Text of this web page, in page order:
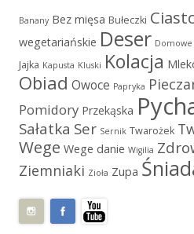
Banany Bez mięsa Bułeczki
wegetariańskie Deser
Jajka Kapusta Kluski Kolacja
Obiad Owoce Papryka
Pomidory Przekąska
Sałatka Ser Sernik Twarożek
Wege Wege danie Wigilia
Ziemniaki Zioła Zupa